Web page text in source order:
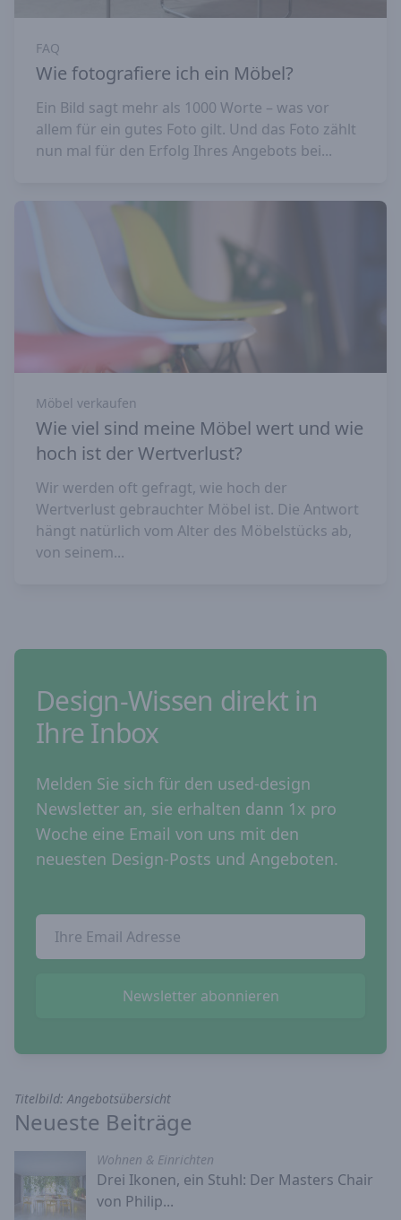
FAQ
Wie fotografiere ich ein Möbel?
Ein Bild sagt mehr als 1000 Worte – was vor
allem für ein gutes Foto gilt. Und das Foto zählt
nun mal für den Erfolg Ihres Angebots bei...
Möbel verkaufen
Wie viel sind meine Möbel wert und wie
hoch ist der Wertverlust?
Wir werden oft gefragt, wie hoch der
Wertverlust gebrauchter Möbel ist. Die Antwort
hängt natürlich vom Alter des Möbelstücks ab,
von seinem...
Design-Wissen direkt in
Ihre Inbox
Melden Sie sich für den used-design
Newsletter an, sie erhalten dann 1x pro
Woche eine Email von uns mit den
neuesten Design-Posts und Angeboten.
Email Addresse
Newsletter abonnieren
Titelbild: Angebotsübersicht
Neueste Beiträge
Wohnen & Einrichten
Drei Ikonen, ein Stuhl: Der Masters Chair
von Philip...